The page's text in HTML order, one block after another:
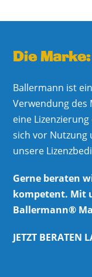
Die Marke:
Ballermann ist
Verwendung des
eine
sich vor Nutzung
unsere
Gerne beraten
kompetent. Mit
Ballermann®
JETZT BERATEN